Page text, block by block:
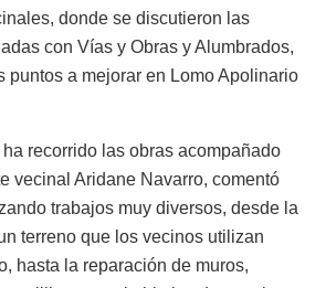
donde se discutieron las
con Vías y Obras y Alumbrados,
puntos a mejorar en Lomo Apolinario
recorrido las obras acompañado
vecinal Aridane Navarro, comentó
trabajos muy diversos, desde la
terreno que los vecinos utilizan
hasta la reparación de muros,